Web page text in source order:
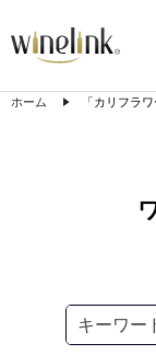
ホーム 「カリフラ